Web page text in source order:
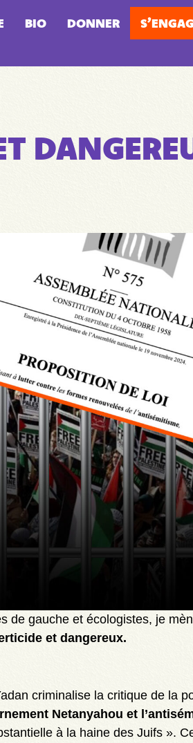
BIO DONNER
de gauche et écologistes, je
et dangereux.
criminalise la critique de la
Netanyahou et
à la haine des Juifs ».